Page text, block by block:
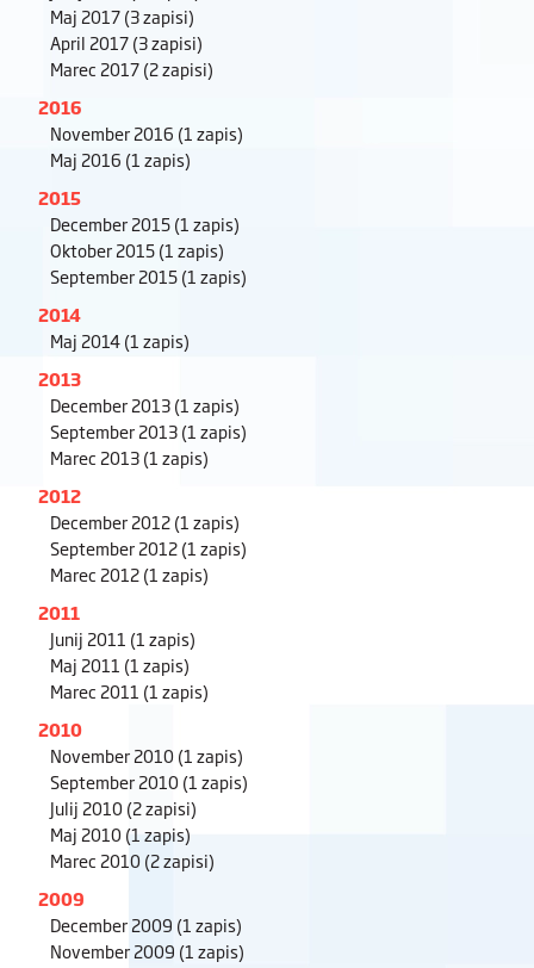
Maj 2017(3 zapisi)
April 2017(3 zapisi)
Marec 2017(2 zapisi)
2016
November 2016 (1 zapis)
Maj 2016 (1 zapis)
2015
December 2015(1 zapis)
Oktober 2015(1 zapis)
September 2015(1 zapis)
2014
Maj 2014(1 zapis)
2013
December 2013(1 zapis)
September 2013(1 zapis)
Marec 2013(1 zapis)
2012
December 2012(1 zapis)
September 2012(1 zapis)
Marec 2012(1 zapis)
2011
Junij 2011 (1 zapis)
Maj 2011 (1 zapis)
Marec 2011 (1 zapis)
2010
November 2010(1 zapis)
September 2010(1 zapis)
Julij 2010(2 zapisi)
Maj 2010(1 zapis)
Marec 2010(2 zapisi)
2009
December 2009 (1 zapis)
November 2009 (1 zapis)